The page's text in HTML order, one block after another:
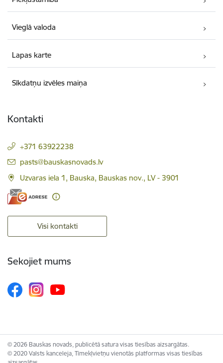
Vieglā valoda
Lapas karte
Sīkdatņu izvēles maiņa
Kontakti
+371 63922238
E-pasts:
pasts@bauskasnovads.lv
Uzvaras iela 1, Bauska, Bauskas nov., LV - 3901
Visi kontakti
Sekojiet mums
© 2026 Bauskas novads, publicētā satura visas tiesības aizsargātas.
© 2020 Valsts kanceleja, Tīmekļvietņu vienotās platformas visas tiesības